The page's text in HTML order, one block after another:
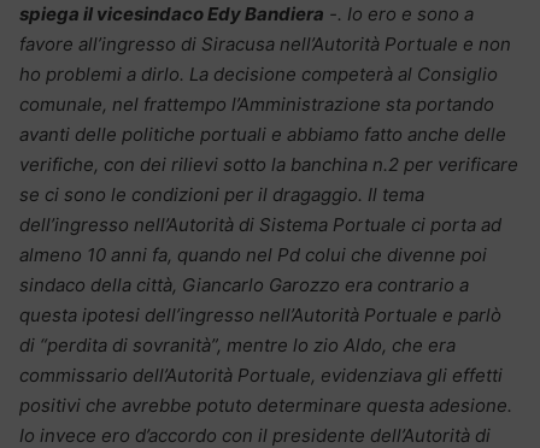
spiega il vicesindaco Edy Bandiera -. Io ero e sono a
favore all’ingresso di Siracusa nell’Autorità Portuale e non
ho problemi a dirlo. La decisione competerà al Consiglio
comunale, nel frattempo l’Amministrazione sta portando
avanti delle politiche portuali e abbiamo fatto anche delle
verifiche, con dei rilievi sotto la banchina n.2 per verificare
se ci sono le condizioni per il dragaggio. Il tema
dell’ingresso nell’Autorità di Sistema Portuale ci porta ad
almeno 10 anni fa, quando nel Pd colui che divenne poi
sindaco della città, Giancarlo Garozzo era contrario a
questa ipotesi dell’ingresso nell’Autorità Portuale e parlò
di “perdita di sovranità”, mentre lo zio Aldo, che era
commissario dell’Autorità Portuale, evidenziava gli effetti
positivi che avrebbe potuto determinare questa adesione.
Io invece ero d’accordo con il presidente dell’Autorità di